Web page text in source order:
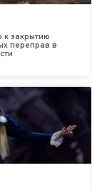
к закрытию
переправ в